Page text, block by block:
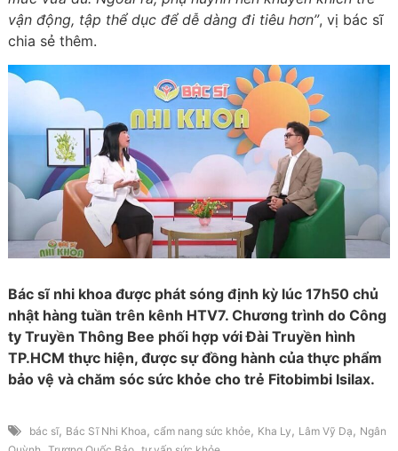
vận động, tập thể dục để dễ dàng đi tiêu hơn”, vị bác sĩ
chia sẻ thêm.
Bác sĩ nhi khoa được phát sóng định kỳ lúc 17h50 chủ
nhật hàng tuần trên kênh HTV7. Chương trình do Công
ty Truyền Thông Bee phối hợp với Đài Truyền hình
TP.HCM thực hiện, được sự đồng hành của thực phẩm
bảo vệ và chăm sóc sức khỏe cho trẻ Fitobimbi Isilax.
bác sĩ, Bác Sĩ Nhi Khoa, cẩm nang sức khỏe, Kha Ly, Lâm Vỹ Dạ, Ngân